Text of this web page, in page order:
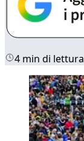
4 min di lettura